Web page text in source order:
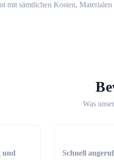
mit sämtlichen Kosten, Materialen
Was
und
Schnell